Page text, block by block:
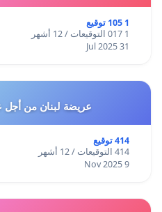
1 105 توقيع
1 017 التوقيعات / 12 أشهر
31 Jul 2025
عريضة لبنان من
414 توقيع
414 التوقيعات / 12 أشهر
9 Nov 2025